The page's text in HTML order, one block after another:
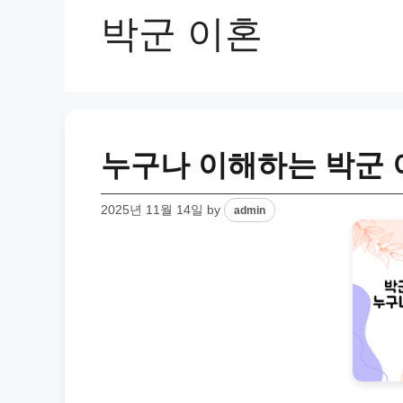
박군 이혼
누구나 이해하는 박군
2025년 11월 14일 by admin